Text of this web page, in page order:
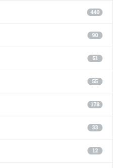
440
90
51
55
178
33
12